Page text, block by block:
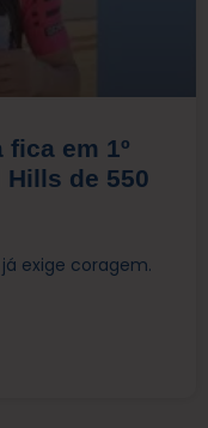
em 1º
de 550
exige coragem.